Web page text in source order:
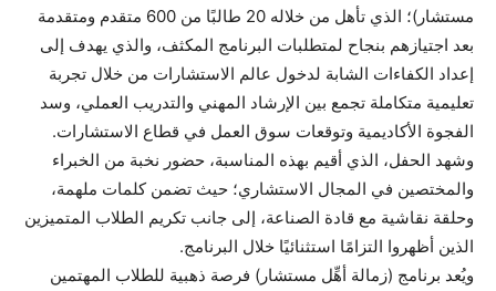
مستشار)؛ الذي تأهل من خلاله 20 طالبًا من 600 متقدم ومتقدمة
بعد اجتيازهم بنجاح لمتطلبات البرنامج المكثف، والذي يهدف إلى
إعداد الكفاءات الشابة لدخول عالم الاستشارات من خلال تجربة
تعليمية متكاملة تجمع بين الإرشاد المهني والتدريب العملي، وسد
الفجوة الأكاديمية وتوقعات سوق العمل في قطاع الاستشارات.
وشهد الحفل، الذي أقيم بهذه المناسبة، حضور نخبة من الخبراء
والمختصين في المجال الاستشاري؛ حيث تضمن كلمات ملهمة،
وحلقة نقاشية مع قادة الصناعة، إلى جانب تكريم الطلاب المتميزين
الذين أظهروا التزامًا استثنائيًا خلال البرنامج.
ويُعد برنامج (زمالة أهِّل مستشار) فرصة ذهبية للطلاب المهتمين